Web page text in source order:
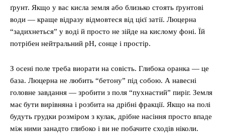
ґрунт. Якщо у вас кисла земля або близько стоять ґрунтові
води — краще відразу відмовтеся від цієї затії. Люцерна
“задихнеться” у воді й просто не зійде на кислому фоні. Їй
потрібен нейтральний pH, сонце і простір.
З осені поле треба виорати на совість. Глибока оранка — це
база. Люцерна не любить “бетону” під собою. А навесні
головне завдання — зробити з поля “пухнастий” пиріг. Земля
має бути вирівняна і розбита на дрібні фракції. Якщо на полі
будуть грудки розміром з кулак, дрібне насіння просто впаде
між ними занадто глибоко і ви не побачите сходів ніколи.